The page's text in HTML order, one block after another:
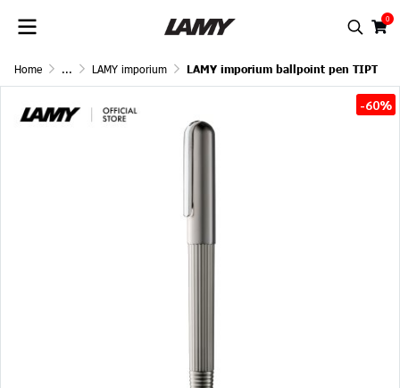
0
Home ... LAMY imporium LAMY imporium ballpoint pen TIPT
-60%